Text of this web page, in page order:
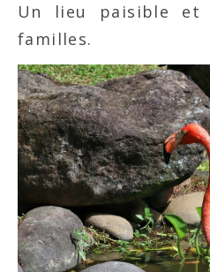
Un lieu paisible et
familles.